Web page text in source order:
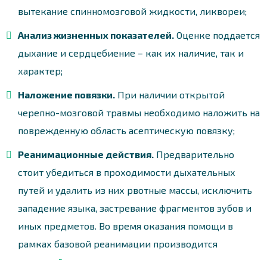
вытекание спинномозговой жидкости, ликвореи;
Анализ жизненных показателей. Оценке поддается
дыхание и сердцебиение – как их наличие, так и
характер;
Наложение повязки. При наличии открытой
черепно-мозговой травмы необходимо наложить на
поврежденную область асептическую повязку;
Реанимационные действия. Предварительно
стоит убедиться в проходимости дыхательных
путей и удалить из них рвотные массы, исключить
западение языка, застревание фрагментов зубов и
иных предметов. Во время оказания помощи в
рамках базовой реанимации производится